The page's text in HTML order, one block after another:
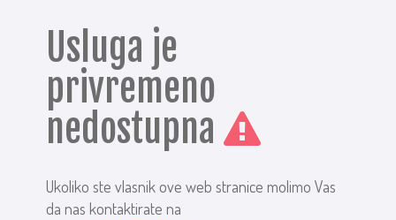
Usluga je
privremeno
nedostupna
Ukoliko ste vlasnik ove web stranice molimo Vas
da nas kontaktirate na